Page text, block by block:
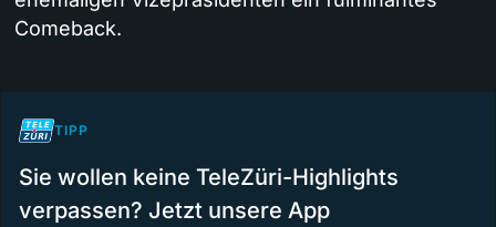
Comeback.
TIPP
Sie wollen keine TeleZüri-Highlights
verpassen? Jetzt unsere App